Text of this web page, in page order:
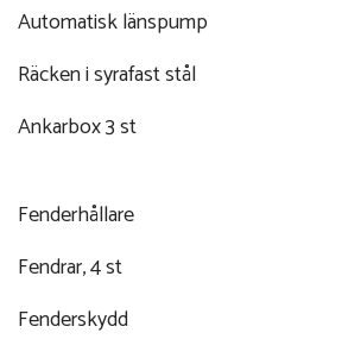
Automatisk länspump
Räcken i syrafast stål
Ankarbox 3 st
Fenderhållare
Fendrar, 4 st
Fenderskydd